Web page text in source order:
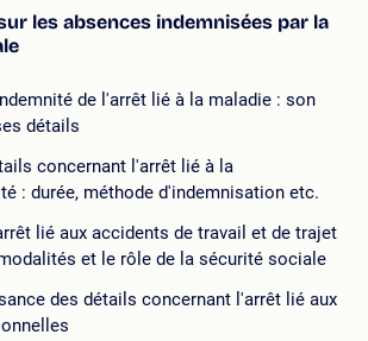
les absences indemnisées par la
de l'arrêt lié à la maladie : son
détails
concernant l'arrêt lié à la
: durée, méthode d'indemnisation etc.
lié aux accidents de travail et de trajet
et le rôle de la sécurité sociale
des détails concernant l'arrêt lié aux